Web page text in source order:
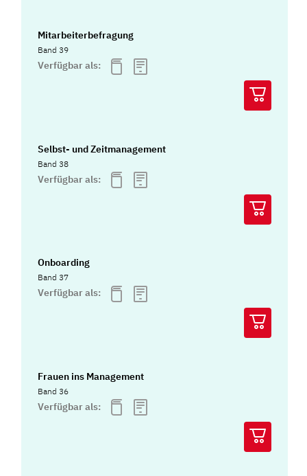
Mitarbeiterbefragung
Band 39
Verfügbar als:
Selbst- und Zeitmanagement
Band 38
Verfügbar als:
Onboarding
Band 37
Verfügbar als:
Frauen ins Management
Band 36
Verfügbar als: